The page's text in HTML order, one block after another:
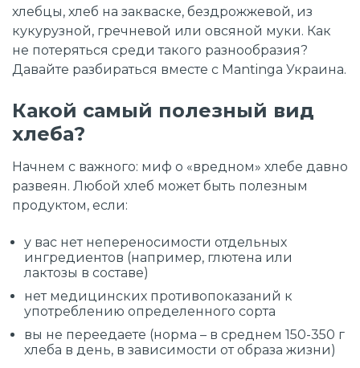
хлебцы, хлеб на закваске, бездрожжевой, из
кукурузной, гречневой или овсяной муки. Как
не потеряться среди такого разнообразия?
Давайте разбираться вместе с Mantinga Украина.
Какой самый полезный вид
хлеба?
Начнем с важного: миф о «вредном» хлебе давно
развеян. Любой хлеб может быть полезным
продуктом, если:
у вас нет непереносимости отдельных
ингредиентов (например, глютена или
лактозы в составе)
нет медицинских противопоказаний к
употреблению определенного сорта
вы не переедаете (норма – в среднем 150-350 г
хлеба в день, в зависимости от образа жизни)